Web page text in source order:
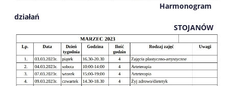
Harmonogram
działań
STOJANÓW